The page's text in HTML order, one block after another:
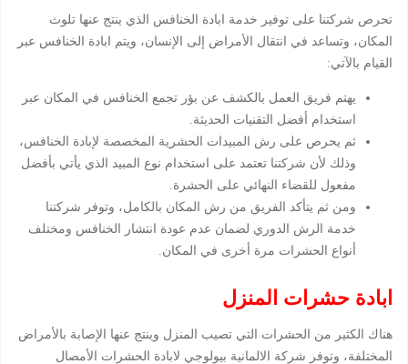
تحرص شركتنا على توفير خدمة ابادة الخنافس الذي ينتج عنها تلوث
المكان، وتساعد في انتقال الأمراض إلى الإنسان، ويتم ابادة الخنافس عبر
القيام بالآتي:
يهتم فريق العمل بالكشف عن بؤر تجمع الخنافس في المكان عبر
استخدام أفضل التقنيات الحديثة.
ثم يحرص على رش المبيدات الحشرية المخصصة لإبادة الخنافس،
وذلك لأن شركتنا تعتمد على استخدام نوع المبيد الذي يأتي بأفضل
مفعول للقضاء النهائي على الحشرة.
ومن ثم يتأكد الفريق من رش المكان بالكامل، وتوفر شركتنا
خدمة الرش الدوري لضمان عدم عودة انتشار الخنافس ومختلف
أنواع الحشرات مرة أخرى في المكان.
ابادة حشرات المنزل
هناك الكثير من الحشرات التي تصيب المنزل وينتج عنها الإصابة بالأمراض
المختلفة، وتوفر شركة الالمانية بيولوجي لابادة الحشرات الأمصال